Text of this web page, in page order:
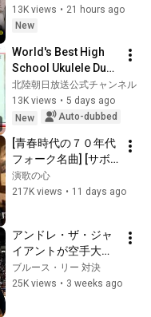
で夫は離婚届を押し
つけた。私は迷わず
た。3日後、夫は泣き
ながら電話してきた
――
13K views • 21 hours ago
New
World's Best High
School Ukulele Duo:
Kogomiyui Live in
Studio
北陸朝日放送公式チャンネル
13K views • 5 days ago
New
Auto-dubbed
[青春時代の７０年代
フォーク名曲] [サボ
テンの花 チューリッ
プ] [赤ちょうちん か
くろう] [精霊流し グ
レープ] [ささやかな
この人生 風]他
演歌の心
217K views • 11 days ago
アンドレ・ザ・ジャ
イアントが空手大会
でブルース・リーを
つかんだ — 5秒後、
ブルース・リー 対決
25K views • 3 weeks ago